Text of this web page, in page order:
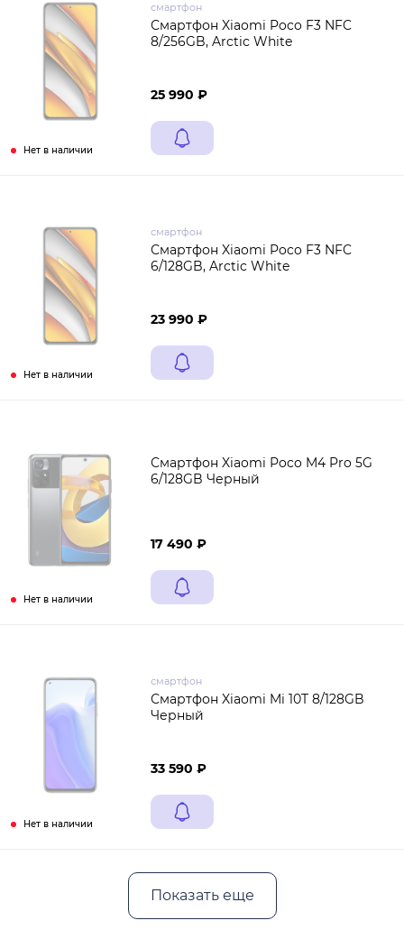
Нет в наличии
смартфон
Смартфон Xiaomi Poco F3 NFC
8/256GB, Arctic White
25 990 ₽
Нет в наличии
смартфон
Смартфон Xiaomi Poco F3 NFC
6/128GB, Arctic White
23 990 ₽
Нет в наличии
Смартфон Xiaomi Poco M4 Pro 5G
6/128GB Черный
17 490 ₽
Нет в наличии
смартфон
Смартфон Xiaomi Mi 10T 8/128GB
Черный
33 590 ₽
Показать еще